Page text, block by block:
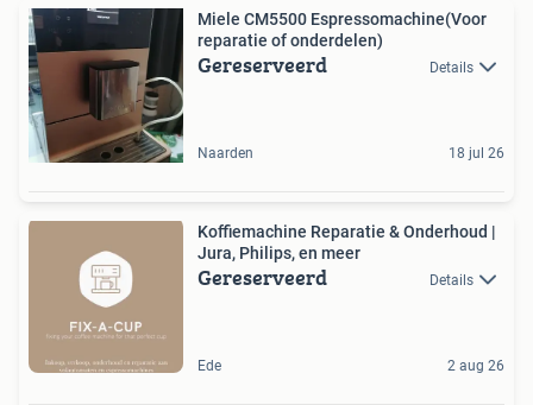
Miele CM5500 Espressomachine(Voor
reparatie of onderdelen)
Gereserveerd Details
Naarden 18 jul 26
Koffiemachine Reparatie & Onderhoud |
Jura, Philips, en meer
Gereserveerd Details
Ede 2 aug 26